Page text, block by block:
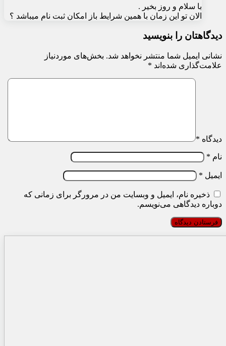
با سلام و روز بخیر .
الان تو این زمان با همین شرایط باز امکان ثبت نام میباشد ؟
دیدگاهتان را بنویسید
نشانی ایمیل شما منتشر نخواهد شد. بخش‌های موردنیاز
علامت‌گذاری شده‌اند *
دیدگاه *
نام *
ایمیل *
ذخیره نام، ایمیل و وبسایت من در مرورگر برای زمانی که
دوباره دیدگاهی می‌نویسم.